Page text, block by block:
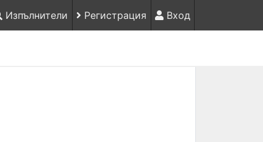
Изпълнители Регистрация Вход